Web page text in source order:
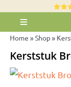
content
Toggle
Navigation
Rozen
Home »Shop»
Kerststuk